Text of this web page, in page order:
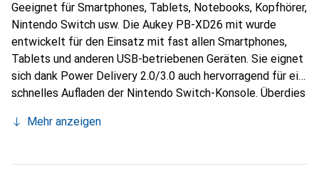
Geeignet für Smartphones, Tablets, Notebooks, Kopfhörer,
Nintendo Switch usw. Die Aukey PB-XD26 mit wurde
entwickelt für den Einsatz mit fast allen Smartphones,
Tablets und anderen USB-betriebenen Geräten. Sie eignet
sich dank Power Delivery 2.0/3.0 auch hervorragend für ein
schnelles Aufladen der Nintendo Switch-Konsole. Überdies
MacBook Pro mit 45W. Die Powerbank lädt beispielweise
von 0 bis 50% in ca. 30 Minuten auf, oder ein iPad Pro mit
Mehr anzeigen